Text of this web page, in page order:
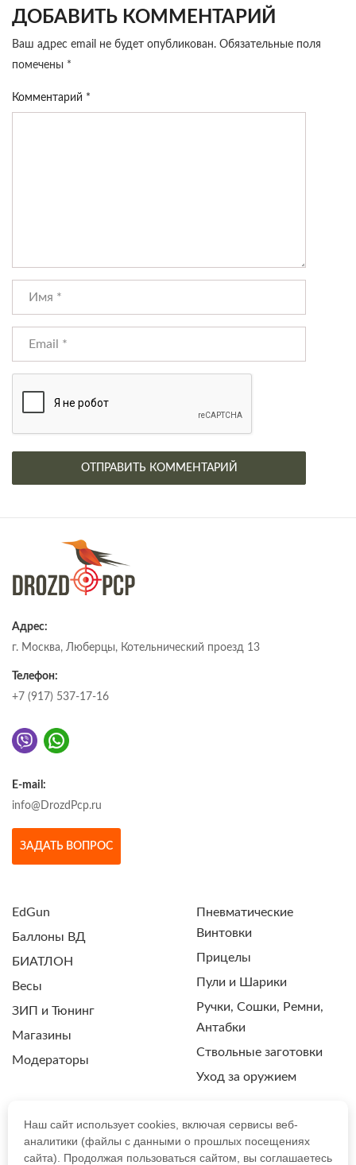
ДОБАВИТЬ КОММЕНТАРИЙ
Ваш адрес email не будет опубликован. Обязательные поля
помечены *
Комментарий *
Адрес:
г. Москва, Люберцы, Котельнический проезд 13
Телефон:
+7 (917) 537-17-16
E-mail:
info@DrozdPcp.ru
ЗАДАТЬ ВОПРОС
EdGun
Баллоны ВД
БИАТЛОН
Весы
ЗИП и Тюнинг
Магазины
Модераторы
Пневматические
Винтовки
Прицелы
Пули и Шарики
Ручки, Сошки, Ремни,
Антабки
Ствольные заготовки
Уход за оружием
ПОЛИТИКА КОНФИДЕНЦИАЛЬНОСТИ
Наш сайт использует cookies, включая сервисы веб-
аналитики (файлы с данными о прошлых посещениях
сайта). Продолжая пользоваться сайтом, вы соглашаетесь